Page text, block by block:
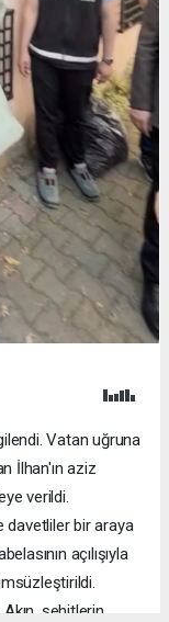
Vatan uğruna
İlhan'ın aziz
verildi.
davetliler bir araya
açılışıyla
şehitlerin